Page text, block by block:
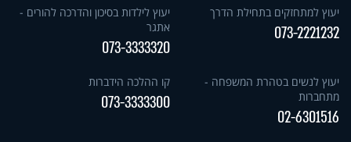
יעוץ למתחזקים בתחילת הדרך
073-2221232
יעוץ לילדות בסיכון והדרכה להורים -
אתגר
073-3333320
יעוץ לנשים בטהרת המשפחה -
מתחברות
02-6301516
קו ההלכה הידברות
073-3333300